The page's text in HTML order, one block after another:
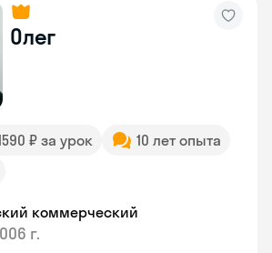
Олег
₽ за урок
10 лет опыта
коммерческий
г.